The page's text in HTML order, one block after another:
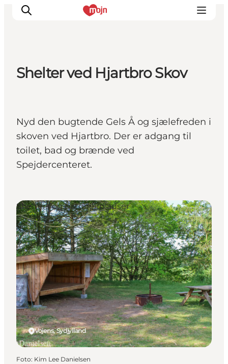
Det sker
Overnatning
Planlæg din ferie
Booking
Shelter ved Hjartbro Skov
Nyd den bugtende Gels Å og sjælefreden i
skoven ved Hjartbro. Der er adgang til
toilet, bad og brænde ved
Spejdercenteret.
Vojens, Sydjylland
Shelters og naturlejrpladser
Foto: Kim Lee Danielsen